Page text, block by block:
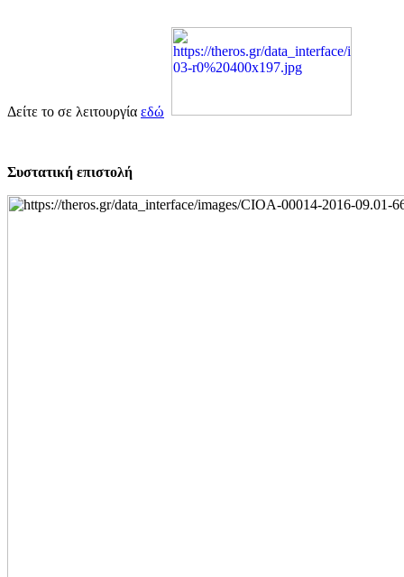
Δείτε το σε λειτουργία εδώ
Συστατική επιστολή